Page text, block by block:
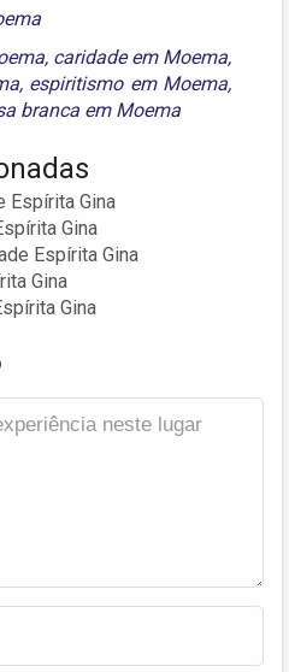
, caridade em Moema,
, espiritismo em Moema,
branca em Moema
Espírita Gina
Gina
Espírita Gina
Gina
Gina